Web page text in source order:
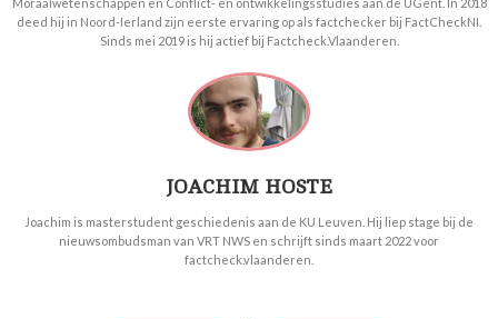
Moraalwetenschappen en Conflict- en ontwikkelingsstudies aan de UGent. In 2018
deed hij in Noord-Ierland zijn eerste ervaring op als factchecker bij FactCheckNI.
Sinds mei 2019 is hij actief bij Factcheck.Vlaanderen.
JOACHIM HOSTE
Joachim is masterstudent geschiedenis aan de KU Leuven. Hij liep stage bij de
nieuwsombudsman van VRT NWS en schrijft sinds maart 2022 voor
factcheck.vlaanderen.